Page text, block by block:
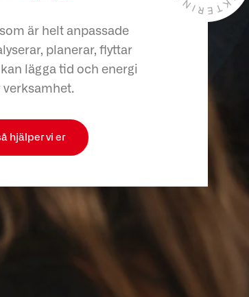
är helt anpassade
planerar, flyttar
lägga tid och energi
verksamhet.
hjälper vi er